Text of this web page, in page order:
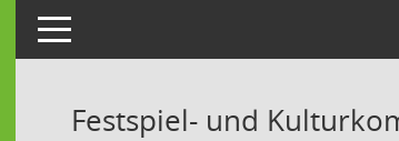
Toggle navigation
Festspiel- und